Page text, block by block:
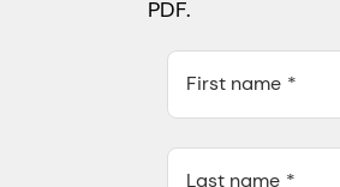
PDF.
First name
Last name